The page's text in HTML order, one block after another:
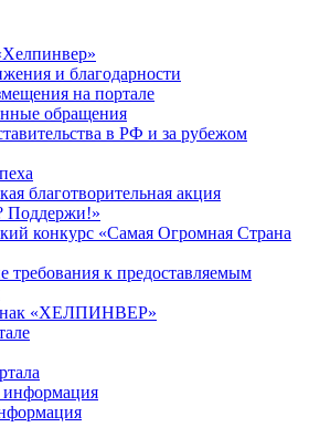
и благодарности
на портале
обращения
в РФ и за рубежом
благотворительная акция
Поддержи!»
конкурс «Самая Огромная Страна
требования к предоставляемым
«ХЕЛПИНВЕР»
информация